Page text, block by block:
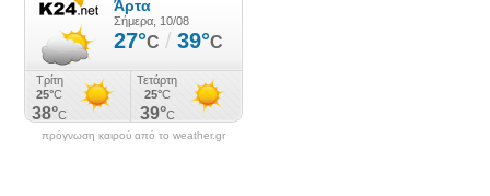
πρόγνωση καιρού από το weather.gr